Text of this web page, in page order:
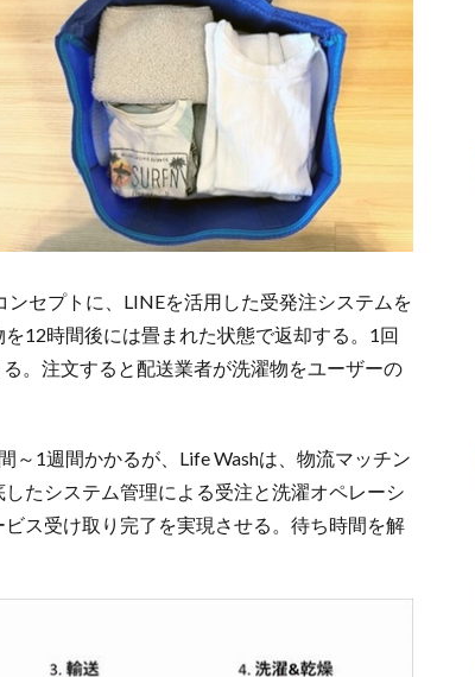
ンセプトに、LINEを活用した受発注システムを
12時間後には畳まれた状態で返却する。1回
。注文すると配送業者が洗濯物をユーザーの
～1週間かかるが、Life Washは、物流マッチン
たシステム管理による受注と洗濯オペレーシ
ス受け取り完了を実現させる。待ち時間を解